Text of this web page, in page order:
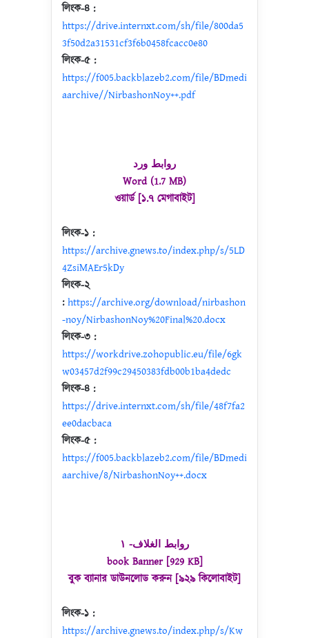
লিংক-৪ :
https://drive.internxt.com/sh/file/800da5
3f50d2a31531cf3f6b0458fcacc0e80
লিংক-৫ :
https://f005.backblazeb2.com/file/BDmedi
aarchive//NirbashonNoy++.pdf
روابط ورد
Word (1.7 MB)
ওয়ার্ড [১.৭ মেগাবাইট]
লিংক-১ :
https://archive.gnews.to/index.php/s/5LD
4ZsiMAEr5kDy
লিংক-২
: https://archive.org/download/nirbashon
-noy/NirbashonNoy%20Final%20.docx
লিংক-৩ :
https://workdrive.zohopublic.eu/file/6gk
w03457d2f99c29450383fdb00b1ba4dedc
লিংক-৪ :
https://drive.internxt.com/sh/file/48f7fa2
ee0dacbaca
লিংক-৫ :
https://f005.backblazeb2.com/file/BDmedi
aarchive/8/NirbashonNoy++.docx
روابط الغلاف- ١
book Banner [929 KB]
বুক ব্যানার ডাউনলোড করুন [৯২৯ কিলোবাইট]
লিংক-১ :
https://archive.gnews.to/index.php/s/Kw